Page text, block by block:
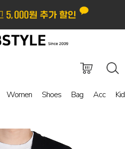
ORDER MYPAGE
Women Shoes Bag Acc